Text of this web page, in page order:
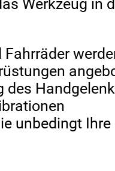
Werkzeug in
des
unbedingt Ihre